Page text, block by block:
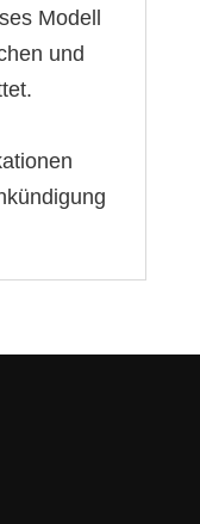
Modell
und